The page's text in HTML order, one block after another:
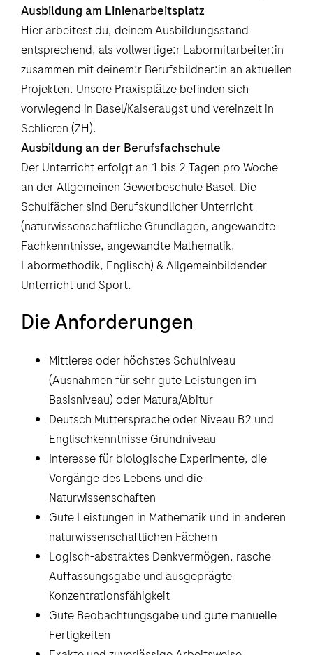
Ausbildung am Linienarbeitsplatz
Hier arbeitest du, deinem Ausbildungsstand
entsprechend, als vollwertige:r Labormitarbeiter:in
zusammen mit deinem:r Berufsbildner:in an aktuellen
Projekten. Unsere Praxisplätze befinden sich
vorwiegend in Basel/Kaiseraugst und vereinzelt in
Schlieren (ZH).
Ausbildung an der Berufsfachschule
Der Unterricht erfolgt an 1 bis 2 Tagen pro Woche
an der Allgemeinen Gewerbeschule Basel. Die
Schulfächer sind Berufskundlicher Unterricht
(naturwissenschaftliche Grundlagen, angewandte
Fachkenntnisse, angewandte Mathematik,
Labormethodik, Englisch) & Allgemeinbildender
Unterricht und Sport.
Die Anforderungen
Mittleres oder höchstes Schulniveau
(Ausnahmen für sehr gute Leistungen im
Basisniveau) oder Matura/Abitur
Deutsch Muttersprache oder Niveau B2 und
Englischkenntnisse Grundniveau
Interesse für biologische Experimente, die
Vorgänge des Lebens und die
Naturwissenschaften
Gute Leistungen in Mathematik und in anderen
naturwissenschaftlichen Fächern
Logisch-abstraktes Denkvermögen, rasche
Auffassungsgabe und ausgeprägte
Konzentrationsfähigkeit
Gute Beobachtungsgabe und gute manuelle
Fertigkeiten